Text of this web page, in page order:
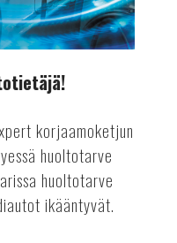
korjaamoketjun
huoltotarve
huoltotarve
ikääntyvät.